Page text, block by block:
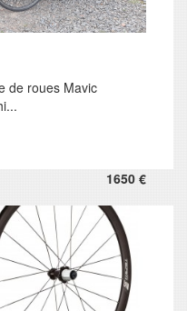
de roues Mavic
1650 €